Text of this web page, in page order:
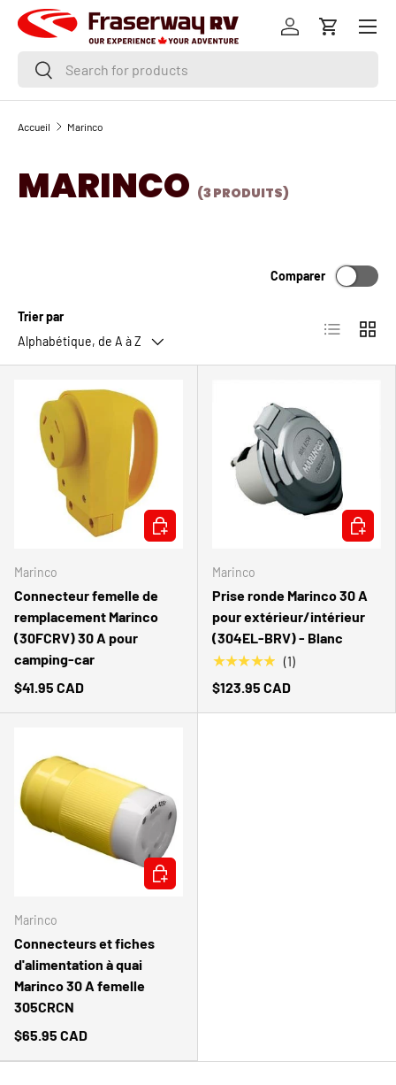
ALLER AU CONTENU
Recherche
Rechercher
Se connecter
Panier
Menu
Accueil Marinco
MARINCO (3 PRODUITS)
Trier par
Alphabétique, de A à Z
Comparer
Liste Grille
Marinco
Connecteur femelle de
remplacement Marinco
(30FCRV) 30 A pour
camping-car
$41.95 CAD
AJOUTER AU PANIER
Marinco
Prise ronde Marinco 30 A
pour extérieur/intérieur
(304EL-BRV) - Blanc
★★★★★ (1)
$123.95 CAD
Marinco
Connecteurs et fiches
d'alimentation à quai
Marinco 30 A femelle
305CRCN
$65.95 CAD
AJOUTER AU PANIER